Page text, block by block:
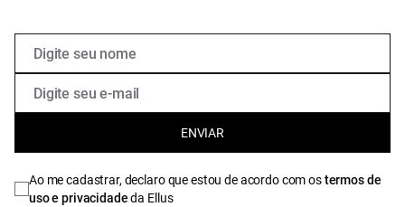
ENVIAR
Ao me cadastrar, declaro que estou de acordo com ostermos de
uso e privacidadeda Ellus